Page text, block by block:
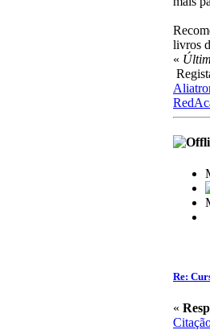
livros
«
Re:
«